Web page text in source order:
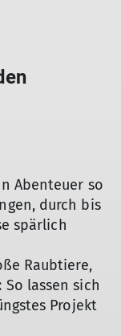
Abenteuer so
durch bis
spärlich
Raubtiere,
lassen sich
Projekt